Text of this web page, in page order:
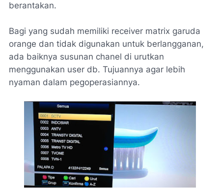
berantakan.
Bagi yang sudah memiliki receiver matrix garuda
orange dan tidak digunakan untuk berlangganan,
ada baiknya susunan chanel di urutkan
menggunakan user db. Tujuannya agar lebih
nyaman dalam pegoperasiannya.